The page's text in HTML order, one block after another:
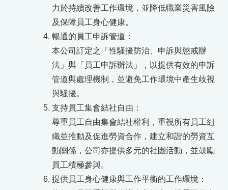
力於持續改善工作環境，並降低職業災害風險
及保障員工身心健康。
暢通的員工申訴管道：
本公司訂定之「性騷擾防治、申訴與懲戒辦
法」與「員工申訴辦法」，以提供有效的申訴
管道與處理機制，並避免工作環境中產生歧視
與騷擾。
支持員工集會結社自由：
尊重員工自由集會結社權利，重視所有員工組
織並推動及促進勞資合作，建立和諧的勞資互
動關係，公司亦提供多元的社團活動，並鼓勵
員工積極參與。
提供員工身心健康與工作平衡的工作環境：